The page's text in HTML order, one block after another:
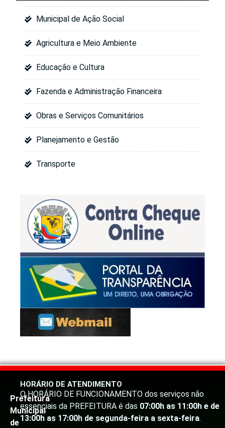
Municipal de Ação Social
Agricultura e Meio Ambiente
Educação e Cultura
Fazenda e Administração Financeira
Obras e Serviços Comunitários
Planejamento e Gestão
Transporte
Prefeitura
Municipal
de
HORÁRIO DE ATENDIMENTO
O HORÁRIO DE FUNCIONAMENTO dos serviços não
essenciais da PREFEITURA é das 07:00h as 11:00h e de
13:00h as 17:00h de segunda-feira a sexta-feira.